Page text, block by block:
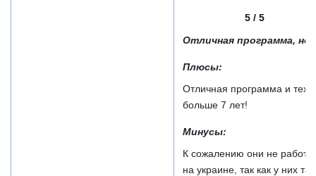
5 / 5
Отличная программа,
Плюсы:
Отличная программа и тех.
больше 7 лет!
Минусы:
К сожалению они не
на украине, так как у них